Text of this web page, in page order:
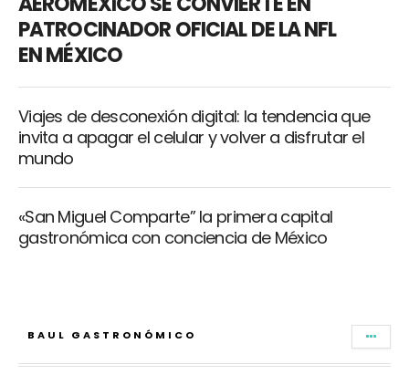
PATROCINADOR OFICIAL DE LA NFL
EN MÉXICO
Viajes de desconexión digital: la tendencia que
invita a apagar el celular y volver a disfrutar el
mundo
«San Miguel Comparte” la primera capital
gastronómica con conciencia de México
BAUL GASTRONÓMICO